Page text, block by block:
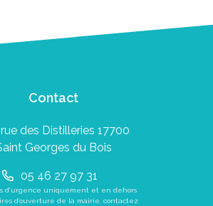
Contact
des Distilleries 17700
Georges du Bois
05 46 27 97 31
d’urgence uniquement et en dehors
d’ouverture de la mairie, contactez